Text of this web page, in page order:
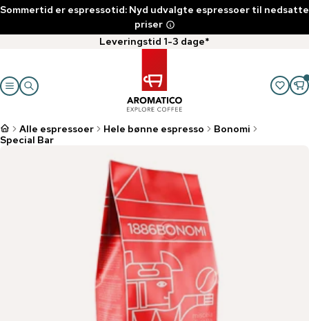
Sommertid er espressotid: Nyd udvalgte espressoer til nedsatte
priser
Leveringstid 1-3 dage*
Alle espressoer Hele bønne espresso
Bonomi
Special Bar